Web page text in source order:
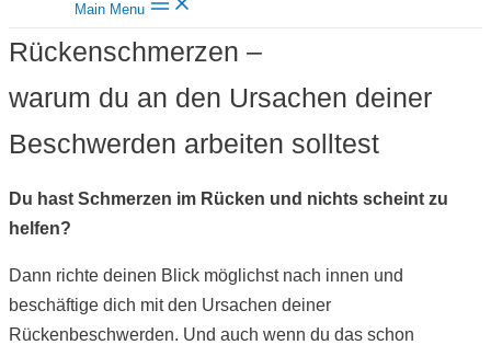
Main Menu
Rückenschmerzen –
warum du an den Ursachen deiner
Beschwerden arbeiten solltest
Du hast Schmerzen im Rücken und nichts scheint zu
helfen?
Dann richte deinen Blick möglichst nach innen und
beschäftige dich mit den Ursachen deiner
Rückenbeschwerden. Und auch wenn du das schon